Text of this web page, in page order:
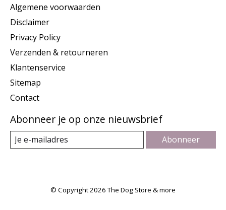
Algemene voorwaarden
Disclaimer
Privacy Policy
Verzenden & retourneren
Klantenservice
Sitemap
Contact
Abonneer je op onze nieuwsbrief
Abonneer
© Copyright 2026 The Dog Store & more